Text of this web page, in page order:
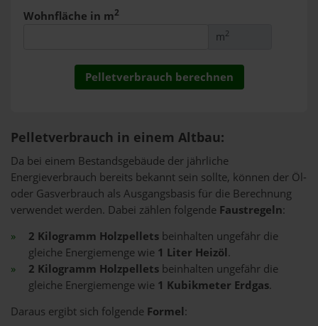
Wohnfläche in m2
m2
Pelletverbrauch in einem Altbau:
Da bei einem Bestandsgebäude der jährliche
Energieverbrauch bereits bekannt sein sollte, können der Öl-
oder Gasverbrauch als Ausgangsbasis für die Berechnung
verwendet werden. Dabei zählen folgende Faustregeln:
2 Kilogramm Holzpellets beinhalten ungefähr die
gleiche Energiemenge wie 1 Liter Heizöl.
2 Kilogramm Holzpellets beinhalten ungefähr die
gleiche Energiemenge wie 1 Kubikmeter Erdgas.
Daraus ergibt sich folgende Formel: